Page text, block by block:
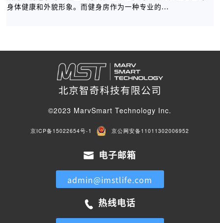
身体健康和外貌形象。而健身房作为一种专业的...
北京智奇科技有限公司
©2023 MarvSmart Technology Inc.
京ICP备15022654号-1 京公网安备11011302006952
电子邮箱
admin@imstlife.com
热线电话